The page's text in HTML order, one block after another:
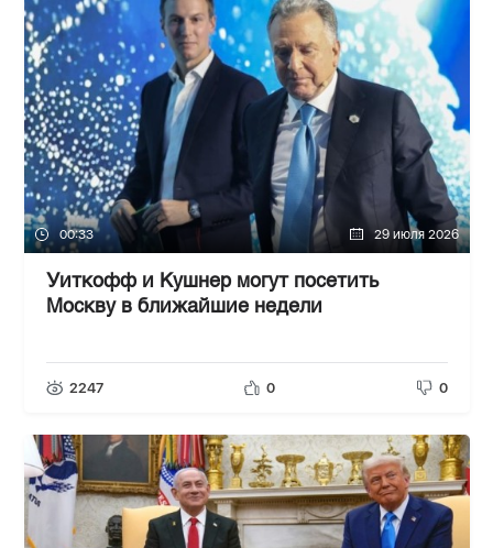
00:33 29 июля 2026
Уиткофф и Кушнер могут посетить
Москву в ближайшие недели
2247 0 0